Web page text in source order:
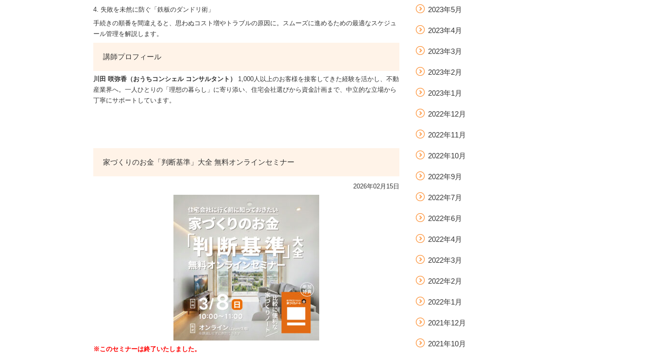
4. 失敗を未然に防ぐ「鉄板のダンドリ術」
手続きの順番を間違えると、思わぬコスト増やトラブルの原因に。スムーズに進めるための最適なスケジュ
ール管理を解説します。
講師プロフィール
川田 咲弥香（おうちコンシェル コンサルタント）
1,000人以上のお客様を接客してきた経験を活かし、不動
産業界へ。一人ひとりの「理想の暮らし」に寄り添い、住宅会社選びから資金計画まで、中立的な立場から
丁寧にサポートしています。
家づくりのお金「判断基準」大全 無料オンラインセミナー
2026年02月15日
※このセミナーは終了いたしました。
2023年5月
2023年4月
2023年3月
2023年2月
2023年1月
2022年12月
2022年11月
2022年10月
2022年9月
2022年7月
2022年6月
2022年4月
2022年3月
2022年2月
2022年1月
2021年12月
2021年10月